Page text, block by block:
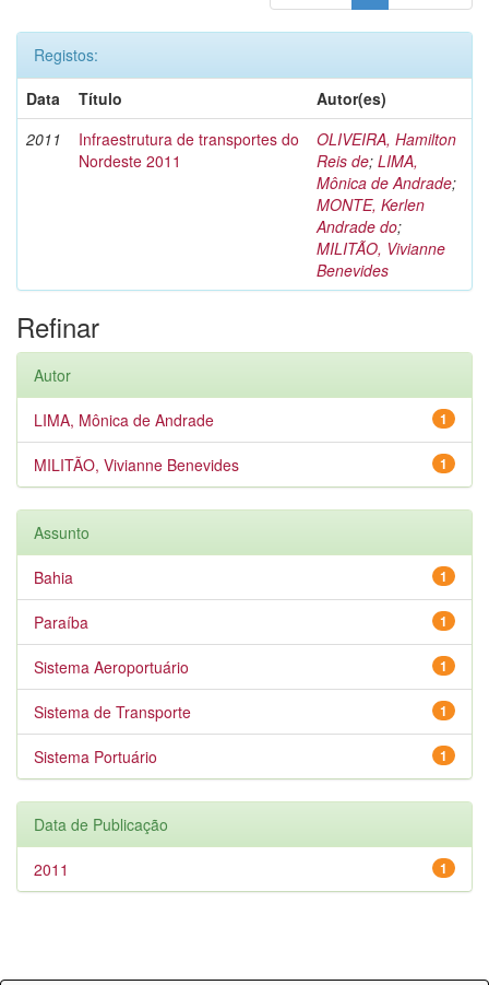
Registos:
Data
Título
Autor(es)
2011
Infraestrutura de transportes do
Nordeste 2011
OLIVEIRA, Hamilton
Reis de; LIMA,
Mônica de Andrade;
MONTE, Kerlen
Andrade do;
MILITÃO, Vivianne
Benevides
Refinar
Autor
1
LIMA, Mônica de Andrade
1
MILITÃO, Vivianne Benevides
Assunto
1
Bahia
1
Paraíba
1
Sistema Aeroportuário
1
Sistema de Transporte
1
Sistema Portuário
Data de Publicação
1
2011